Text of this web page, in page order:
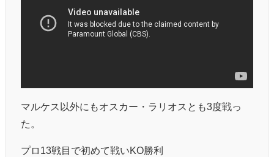
マルケス以外にもオスカー・ラリオスとも3度戦っ
た。
プロ13戦目で初めて戦いKO勝利